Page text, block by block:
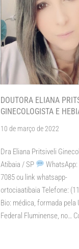
DOUTORA ELIANA
GINECOLOGISTA E
10 de março de 2022
Dra Eliana Pritsiveli
Atibaia / SP
WhatsApp:
7085 ou link whatsapp-
ortociaatibaia Telefone:
Bio: médica, formada pela
Federal Fluminense, no…